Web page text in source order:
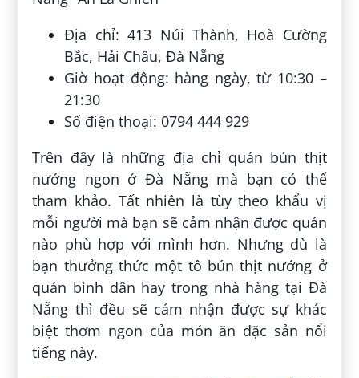
Địa chỉ: 413 Núi Thành, Hoà Cường
Bắc, Hải Châu, Đà Nẵng
Giờ hoạt động: hàng ngày, từ 10:30 –
21:30
Số điện thoại: 0794 444 929
Trên đây là những địa chỉ quán bún thịt
nướng ngon ở Đà Nẵng mà bạn có thể
tham khảo. Tất nhiên là tùy theo khẩu vị
mỗi người mà bạn sẽ cảm nhận được quán
nào phù hợp với mình hơn. Nhưng dù là
bạn thưởng thức một tô bún thịt nướng ở
quán bình dân hay trong nhà hàng tại Đà
Nẵng thì đều sẽ cảm nhận được sự khác
biệt thơm ngon của món ăn đặc sản nổi
tiếng này.